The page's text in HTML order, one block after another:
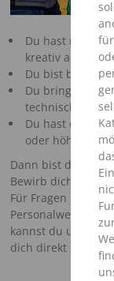
Du hast
kreativ an
Du bist
Du bringst
technische
Du hast einen
oder höhere
Dann bist du
Bewirb dich jetzt
Für Fragen steht
Personalwesen
kannst du uns
dich direkt